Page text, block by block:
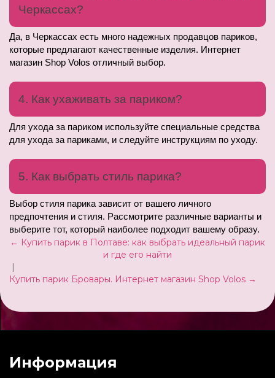
Черкассах?
Да, в Черкассах есть много надежных продавцов париков,
которые предлагают качественные изделия. Интернет
магазин Shop Volos отличный выбор.
4. Как ухаживать за париком?
Для ухода за париком используйте специальные средства
для ухода за париками, и следуйте инструкциям по уходу.
5. Как выбрать стиль парика?
Выбор стиля парика зависит от вашего личного
предпочтения и стиля. Рассмотрите различные варианты и
выберите тот, который наиболее подходит вашему образу.
← Купить парик в Полтаве: как выбрать идеальный парик
и где его найти
|
Купить парик Бровары. Интернет магазин Shop Volos →
Информация